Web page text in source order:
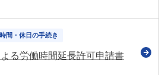
間・休日の手続き
る労働時間延長許可申請書